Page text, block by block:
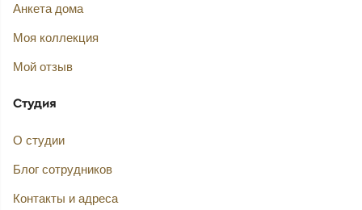
Анкета дома
Моя коллекция
Мой отзыв
Студия
О студии
Блог сотрудников
Контакты и адреса